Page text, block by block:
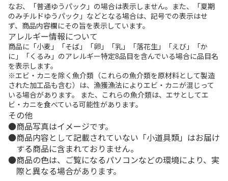
なお、「普通ゆうパック」の場合は表示しません。また、「夏期
のみチルドゆうパック」などとなる場合は、記号での表示はせ
ず、商品内容欄にその旨を表示しています。
アレルギー情報について
商品に「小麦」「そば」「卵」「乳」「落花生」「えび」「か
に」「くるみ」のアレルギー特定8品目を含んでいる場合に品目名
を表示します。
※エビ・カニを除く魚介類（これらの魚介類を原材料として製造
された加工品も含む）は、漁獲漁法によりエビ・カニが混じって
いる場合があります。 また、これらの魚介類は、エサとしてエ
ビ・カニを食べている可能性があります。
その他
商品写真はイメージです。
商品内容として記載されていない「小道具類」はお届け
する商品に含まれておりません。
商品の色は、ご覧になるパソコンなどの環境により、実
際と異なる場合があります。